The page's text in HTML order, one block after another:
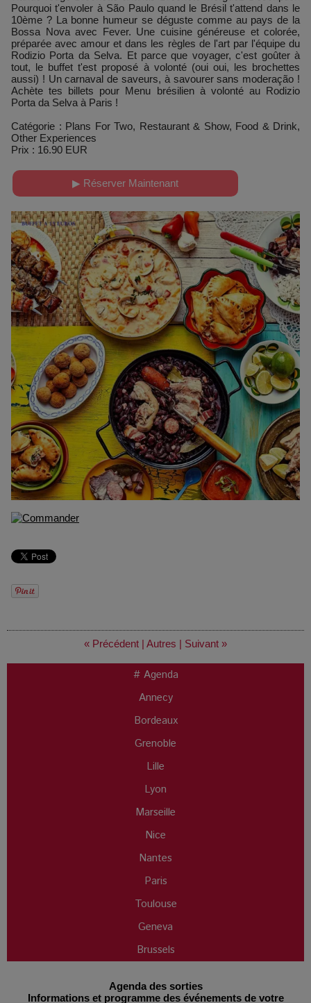
Pourquoi t'envoler à São Paulo quand le Brésil t'attend dans le
10ème ? La bonne humeur se déguste comme au pays de la
Bossa Nova avec Fever. Une cuisine généreuse et colorée,
préparée avec amour et dans les règles de l'art par l'équipe du
Rodizio Porta da Selva. Et parce que voyager, c'est goûter à
tout, le buffet t'est proposé à volonté (oui oui, les brochettes
aussi) ! Un carnaval de saveurs, à savourer sans moderação !
Achète tes billets pour Menu brésilien à volonté au Rodizio
Porta da Selva à Paris !
Catégorie : Plans For Two, Restaurant & Show, Food & Drink,
Other Experiences
Prix : 16.90 EUR
▶ Réserver Maintenant
« Précédent | Autres | Suivant »
# Agenda
Annecy
Bordeaux
Grenoble
Lille
Lyon
Marseille
Nice
Nantes
Paris
Toulouse
Geneva
Brussels
Agenda des sorties
Informations et programme des événements de votre